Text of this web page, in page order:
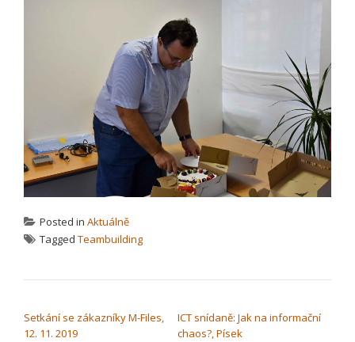
Posted in Aktuálně
Tagged Teambuilding
Setkání se zákazníky M-Files,
12. 11. 2019
ICT snídaně: Jak na informační
chaos?, Písek